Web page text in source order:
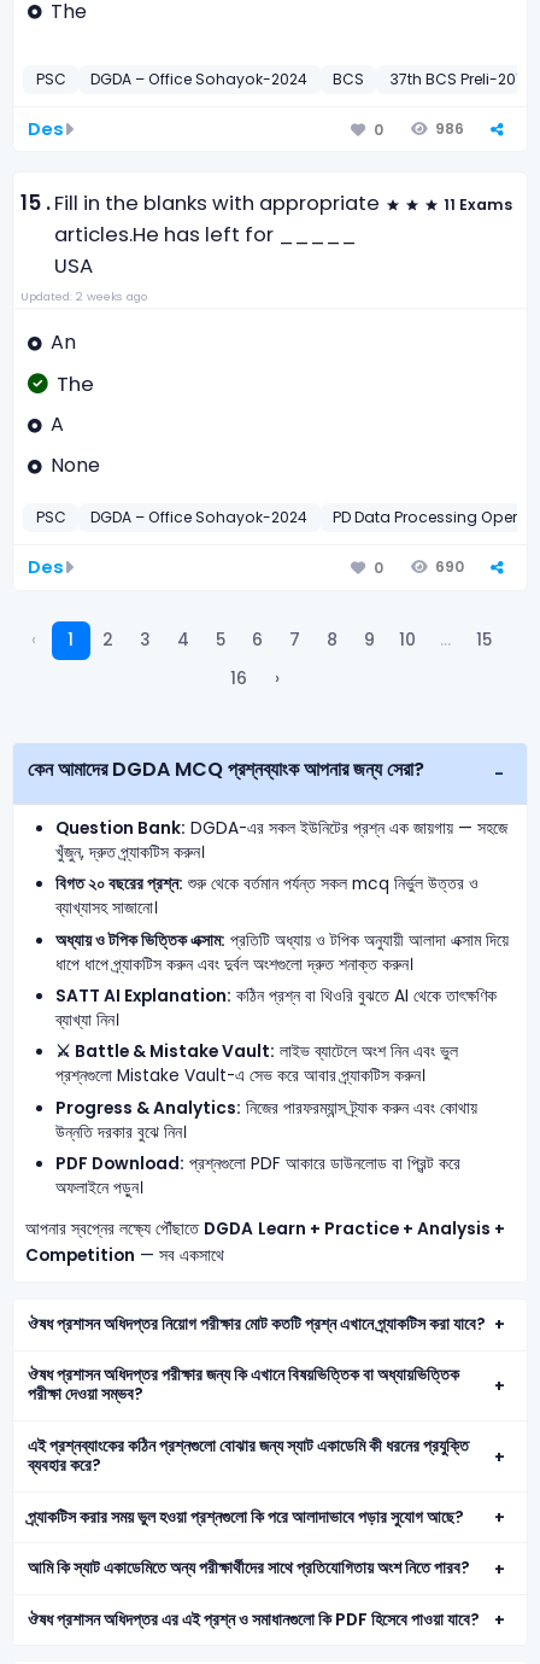
The
PSC DGDA – Office Sohayok-2024 BCS 37th BCS Preli-2016
Des 0 986
15 .Fill in the blanks with appropriate
articles.He has left for _____
USA
11 Exams
Updated: 2 weeks ago
An
The
A
None
PSC DGDA – Office Sohayok-2024 PD Data Processing
Des 0 690
‹ 1 2 3 4 5 6 7 8 9 10 ...
15
16
›
কেন আমাদের DGDA MCQ প্রশ্নব্যাংক আপনার জন্য সেরা?
Question Bank: DGDA-এর সকল ইউনিটের প্রশ্ন এক জায়গায় — সহজে
খুঁজুন, দ্রুত প্র্যাকটিস করুন।
বিগত ২০ বছরের প্রশ্ন: শুরু থেকে বর্তমান পর্যন্ত সকল mcq নির্ভুল উত্তর ও
ব্যাখ্যাসহ সাজানো।
অধ্যায় ও টপিক ভিত্তিক এক্সাম: প্রতিটি অধ্যায় ও টপিক অনুযায়ী আলাদা এক্সাম দিয়ে
ধাপে ধাপে প্র্যাকটিস করুন এবং দুর্বল অংশগুলো দ্রুত শনাক্ত করুন।
SATT AI Explanation: কঠিন প্রশ্ন বা থিওরি বুঝতে AI থেকে তাৎক্ষণিক
ব্যাখ্যা নিন।
⚔️ Battle & Mistake Vault: লাইভ ব্যাটেলে অংশ নিন এবং ভুল
প্রশ্নগুলো Mistake Vault-এ সেভ করে আবার প্র্যাকটিস করুন।
Progress & Analytics: নিজের পারফরম্যান্স ট্র্যাক করুন এবং কোথায়
উন্নতি দরকার বুঝে নিন।
PDF Download: প্রশ্নগুলো PDF আকারে ডাউনলোড বা প্রিন্ট করে
অফলাইনে পড়ুন।
আপনার স্বপ্নের লক্ষ্যে পৌঁছাতে DGDA Learn + Practice + Analysis +
Competition — সব একসাথে
ঔষধ প্রশাসন অধিদপ্তর নিয়োগ পরীক্ষার মোট কতটি প্রশ্ন এখানে প্র্যাকটিস করা যাবে?
ঔষধ প্রশাসন অধিদপ্তর পরীক্ষার জন্য কি এখানে বিষয়ভিত্তিক বা অধ্যায়ভিত্তিক
পরীক্ষা দেওয়া সম্ভব?
এই প্রশ্নব্যাংকের কঠিন প্রশ্নগুলো বোঝার জন্য স্যাট একাডেমি কী ধরনের প্রযুক্তি
ব্যবহার করে?
প্র্যাকটিস করার সময় ভুল হওয়া প্রশ্নগুলো কি পরে আলাদাভাবে পড়ার সুযোগ আছে?
আমি কি স্যাট একাডেমিতে অন্য পরীক্ষার্থীদের সাথে প্রতিযোগিতায় অংশ নিতে পারব?
ঔষধ প্রশাসন অধিদপ্তর এর এই প্রশ্ন ও সমাধানগুলো কি PDF হিসেবে পাওয়া যাবে?